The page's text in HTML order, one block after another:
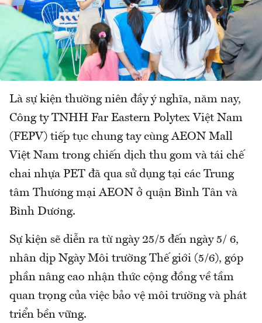
Là sự kiện thường niên đầy ý nghĩa, năm nay,
Công ty TNHH Far Eastern Polytex Việt Nam
(FEPV) tiếp tục chung tay cùng AEON Mall
Việt Nam trong chiến dịch thu gom và tái chế
chai nhựa PET đã qua sử dụng tại các Trung
tâm Thương mại AEON ở quận Bình Tân và
Bình Dương.
Sự kiện sẽ diễn ra từ ngày 25/5 đến ngày 5/ 6,
nhân dịp Ngày Môi trường Thế giới (5/6), góp
phần nâng cao nhận thức cộng đồng về tầm
quan trọng của việc bảo vệ môi trường và phát
triển bền vững.